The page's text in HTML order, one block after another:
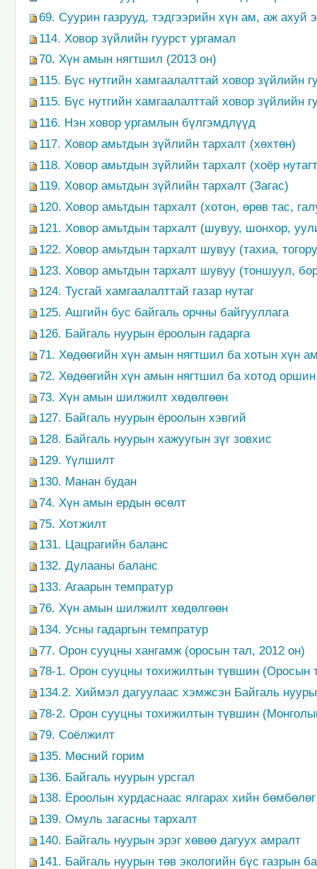
69. Суурин газрууд, тэдгээрийн хүн ам, аж ахуй
114. Ховор зүйлийн гуурст ургамал
70. Хүн амын нягтшил (2013 он)
115. Бүс нутгийн хамгаалалттай ховор зүйлийн
115. Бүс нутгийн хамгаалалттай ховор зүйлийн
116. Нэн ховор ургамлын бүлгэмдлүүд
117. Ховор амьтдын зүйлийн тархалт (хөхтөн)
118. Ховор амьтдын зүйлийн тархалт (хоёр
119. Ховор амьтдын зүйлийн тархалт (Загас)
120. Ховор амьтдын тархалт (хотон, өрөв тас,
121. Ховор амьтдын тархалт (шувуу, шонхор,
122. Ховор амьтдын тархалт шувуу (тахиа,
123. Ховор амьтдын тархалт шувуу (тоншуул,
124. Тусгай хамгаалалттай газар нутаг
125. Ашгийн бус байгаль орчны байгууллага
126. Байгаль нуурын ёроолын гадарга
71. Хөдөөгийн хүн амын нягтшил ба хотын хүн
72. Хөдөөгийн хүн амын нягтшил ба хотод
73. Хүн амын шилжилт хөдөлгөөн
127. Байгаль нуурын ёроолын хэвгий
128. Байгаль нуурын хажуугын зүг зовхис
129. Үүлшилт
130. Манан будан
74. Хүн амын ердын өсөлт
75. Хотжилт
131. Цацрагийн баланс
132. Дулааны баланс
133. Агаарын темпратур
76. Хүн амын шилжилт хөдөлгөөн
134. Усны гадаргын темпратур
77. Орон сууцны хангамж (оросын тал, 2012 он)
78-1. Орон сууцны тохижилтын түвшин (Оросын
134.2. Хиймэл дагуулаас хэмжсэн Байгаль
78-2. Орон сууцны тохижилтын түвшин
79. Соёлжилт
135. Мөсний горим
136. Байгаль нуурын урсгал
138. Ёроолын хурдаснаас ялгарах хийн бөмбөлөг
139. Омуль загасны тархалт
140. Байгаль нуурын эрэг хөвөө дагуух амралт
141. Байгаль нуурын төв экологийн бүс газрын